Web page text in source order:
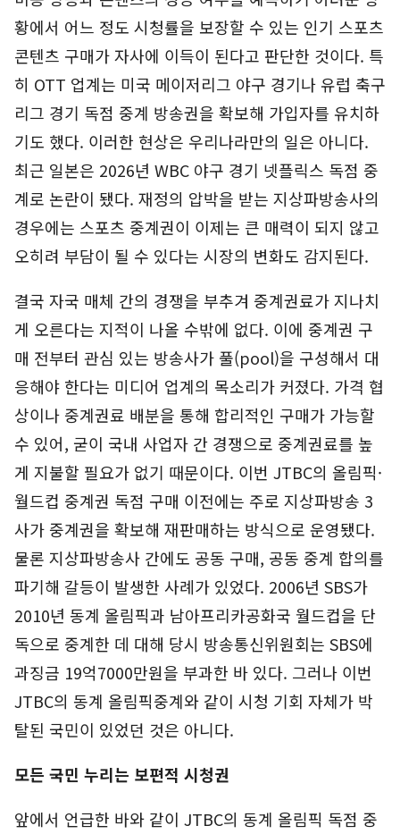
황에서 어느 정도 시청률을 보장할 수 있는 인기 스포츠
콘텐츠 구매가 자사에 이득이 된다고 판단한 것이다. 특
히 OTT 업계는 미국 메이저리그 야구 경기나 유럽 축구
리그 경기 독점 중계 방송권을 확보해 가입자를 유치하
기도 했다. 이러한 현상은 우리나라만의 일은 아니다.
최근 일본은 2026년 WBC 야구 경기 넷플릭스 독점 중
계로 논란이 됐다. 재정의 압박을 받는 지상파방송사의
경우에는 스포츠 중계권이 이제는 큰 매력이 되지 않고
오히려 부담이 될 수 있다는 시장의 변화도 감지된다.
결국 자국 매체 간의 경쟁을 부추겨 중계권료가 지나치
게 오른다는 지적이 나올 수밖에 없다. 이에 중계권 구
매 전부터 관심 있는 방송사가 풀(pool)을 구성해서 대
응해야 한다는 미디어 업계의 목소리가 커졌다. 가격 협
상이나 중계권료 배분을 통해 합리적인 구매가 가능할
수 있어, 굳이 국내 사업자 간 경쟁으로 중계권료를 높
게 지불할 필요가 없기 때문이다. 이번 JTBC의 올림픽·
월드컵 중계권 독점 구매 이전에는 주로 지상파방송 3
사가 중계권을 확보해 재판매하는 방식으로 운영됐다.
물론 지상파방송사 간에도 공동 구매, 공동 중계 합의를
파기해 갈등이 발생한 사례가 있었다. 2006년 SBS가
2010년 동계 올림픽과 남아프리카공화국 월드컵을 단
독으로 중계한 데 대해 당시 방송통신위원회는 SBS에
과징금 19억7000만원을 부과한 바 있다. 그러나 이번
JTBC의 동계 올림픽중계와 같이 시청 기회 자체가 박
탈된 국민이 있었던 것은 아니다.
모든 국민 누리는 보편적 시청권
앞에서 언급한 바와 같이 JTBC의 동계 올림픽 독점 중